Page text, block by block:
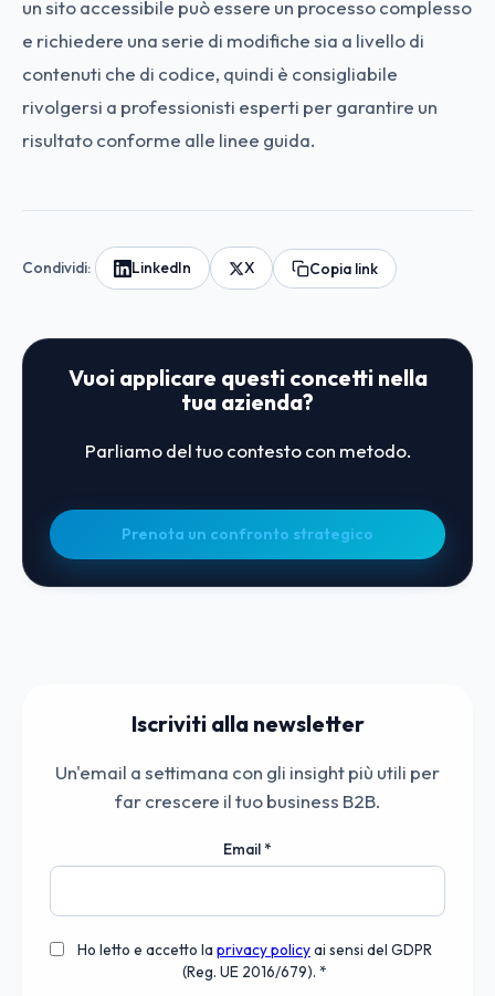
un sito accessibile può essere un processo complesso
e richiedere una serie di modifiche sia a livello di
contenuti che di codice, quindi è consigliabile
rivolgersi a professionisti esperti per garantire un
risultato conforme alle linee guida.
Condividi: LinkedIn X Copia link
Vuoi applicare questi concetti nella
tua azienda?
Parliamo del tuo contesto con metodo.
Prenota un confronto strategico
Iscriviti alla newsletter
Un'email a settimana con gli insight più utili per
far crescere il tuo business B2B.
Email*
Ho letto e accetto la privacy policyai sensi del GDPR
(Reg. UE 2016/679). *